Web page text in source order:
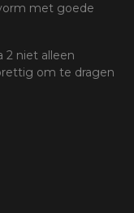
met goede
2 niet alleen
om te dragen